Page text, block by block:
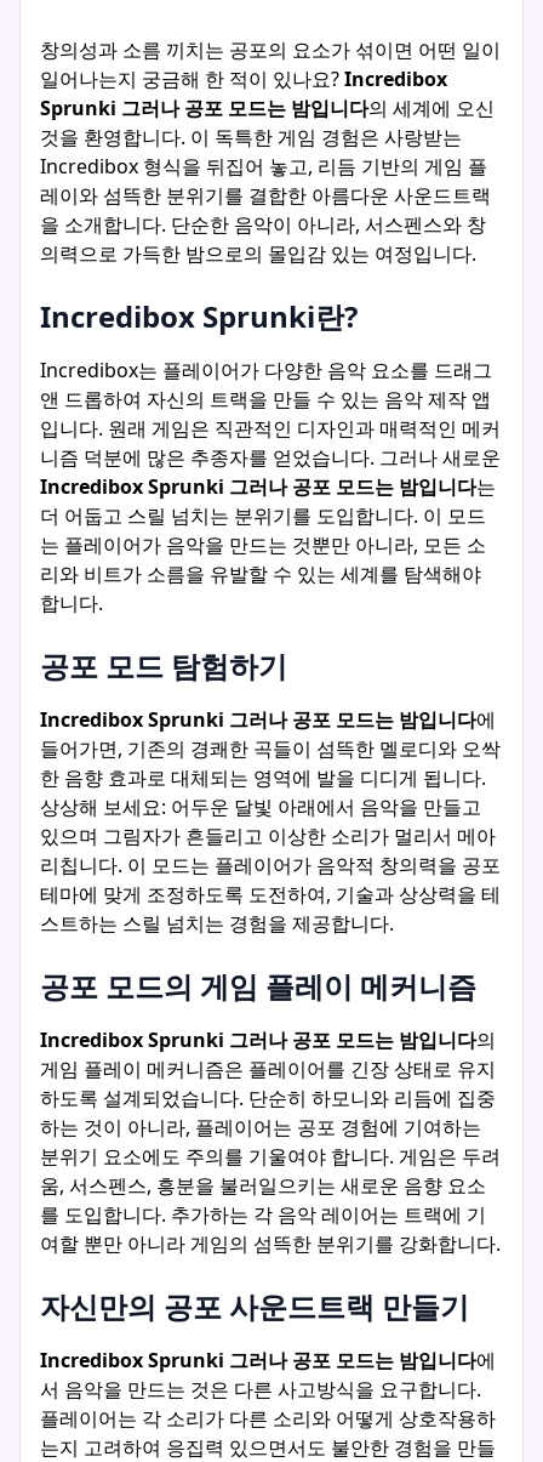
창의성과 소름 끼치는 공포의 요소가 섞이면 어떤 일이
일어나는지 궁금해 한 적이 있나요?Incredibox
Sprunki 그러나 공포 모드는 밤입니다의 세계에 오신
것을 환영합니다. 이 독특한 게임 경험은 사랑받는
Incredibox 형식을 뒤집어 놓고, 리듬 기반의 게임 플
레이와 섬뜩한 분위기를 결합한 아름다운 사운드트랙
을 소개합니다. 단순한 음악이 아니라, 서스펜스와 창
의력으로 가득한 밤으로의 몰입감 있는 여정입니다.
Incredibox Sprunki란?
Incredibox는 플레이어가 다양한 음악 요소를 드래그
앤 드롭하여 자신의 트랙을 만들 수 있는 음악 제작 앱
입니다. 원래 게임은 직관적인 디자인과 매력적인 메커
니즘 덕분에 많은 추종자를 얻었습니다. 그러나 새로운
Incredibox Sprunki 그러나 공포 모드는 밤입니다는
더 어둡고 스릴 넘치는 분위기를 도입합니다. 이 모드
는 플레이어가 음악을 만드는 것뿐만 아니라, 모든 소
리와 비트가 소름을 유발할 수 있는 세계를 탐색해야
합니다.
공포 모드 탐험하기
Incredibox Sprunki 그러나 공포 모드는 밤입니다에
들어가면, 기존의 경쾌한 곡들이 섬뜩한 멜로디와 오싹
한 음향 효과로 대체되는 영역에 발을 디디게 됩니다.
상상해 보세요: 어두운 달빛 아래에서 음악을 만들고
있으며 그림자가 흔들리고 이상한 소리가 멀리서 메아
리칩니다. 이 모드는 플레이어가 음악적 창의력을 공포
테마에 맞게 조정하도록 도전하여, 기술과 상상력을 테
스트하는 스릴 넘치는 경험을 제공합니다.
공포 모드의 게임 플레이 메커니즘
Incredibox Sprunki 그러나 공포 모드는 밤입니다의
게임 플레이 메커니즘은 플레이어를 긴장 상태로 유지
하도록 설계되었습니다. 단순히 하모니와 리듬에 집중
하는 것이 아니라, 플레이어는 공포 경험에 기여하는
분위기 요소에도 주의를 기울여야 합니다. 게임은 두려
움, 서스펜스, 흥분을 불러일으키는 새로운 음향 요소
를 도입합니다. 추가하는 각 음악 레이어는 트랙에 기
여할 뿐만 아니라 게임의 섬뜩한 분위기를 강화합니다.
자신만의 공포 사운드트랙 만들기
Incredibox Sprunki 그러나 공포 모드는 밤입니다에
서 음악을 만드는 것은 다른 사고방식을 요구합니다.
플레이어는 각 소리가 다른 소리와 어떻게 상호작용하
는지 고려하여 응집력 있으면서도 불안한 경험을 만들